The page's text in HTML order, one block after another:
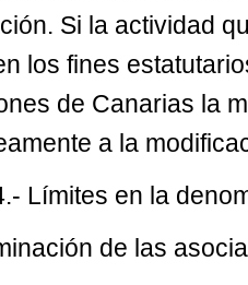
Si la actividad
los fines
de Canarias la
a la
Límites en la
de las